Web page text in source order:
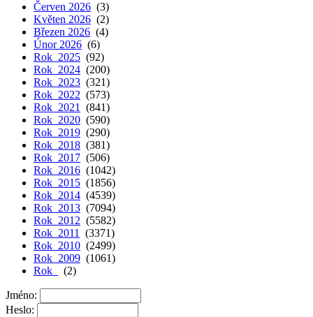
Červen 2026 (3)
Květen 2026 (2)
Březen 2026 (4)
Únor 2026 (6)
Rok 2025 (92)
Rok 2024 (200)
Rok 2023 (321)
Rok 2022 (573)
Rok 2021
(841)
Rok 2020 (590)
Rok 2019 (290)
Rok 2018 (381)
Rok 2017 (506)
Rok 2016 (1042)
Rok 2015 (1856)
Rok 2014 (4539)
Rok 2013 (7094)
Rok 2012 (5582)
Rok 2011
(3371)
Rok 2010 (2499)
Rok 2009 (1061)
Rok
(2)
Jméno:
Heslo: